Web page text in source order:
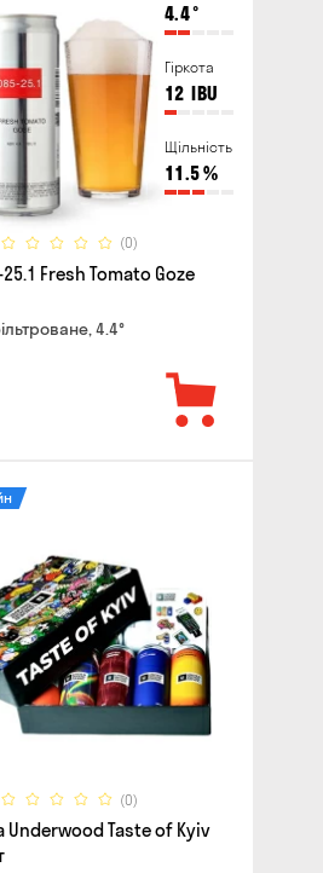
4.4°
Гіркота
12 IBU
Щільність
11.5%
(0)
Fresh Tomato Goze
4.4°
(0)
Underwood Taste of Kyiv